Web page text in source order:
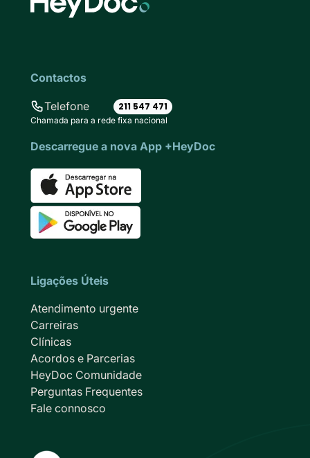
Contactos
Telefone 211 547 471
Chamada para a rede fixa nacional
Descarregue a nova App +HeyDoc
Ligações Úteis
Atendimento urgente
Carreiras
Clínicas
Acordos e Parcerias
HeyDoc Comunidade
Perguntas Frequentes
Fale connosco